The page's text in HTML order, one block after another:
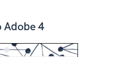
Adobe 4